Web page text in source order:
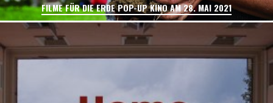
FILME FÜR DIE ERDE POP-UP KINO AM 28. MAI 2021